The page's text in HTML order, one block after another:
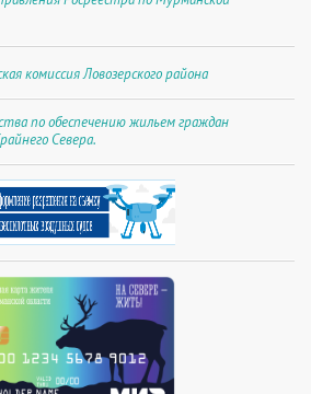
комиссия Ловозерского района
по обеспечению жильем граждан
Севера.